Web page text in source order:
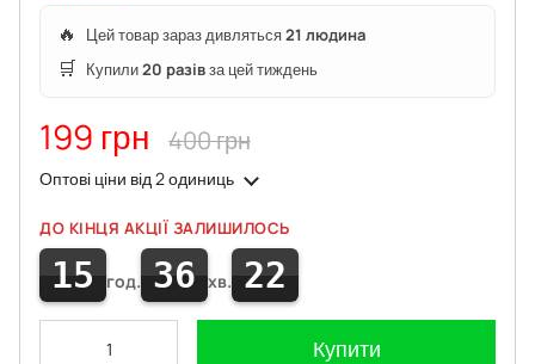
🔥 Цей товар зараз дивляться21 людина
🛒 Купили20 разівза цей тиждень
199 грн 400 грн
Оптові ціни від 2 одиниць
ДО КІНЦЯ АКЦІЇ ЗАЛИШИЛОСЬ
15 год. 36 хв. 22
Купити